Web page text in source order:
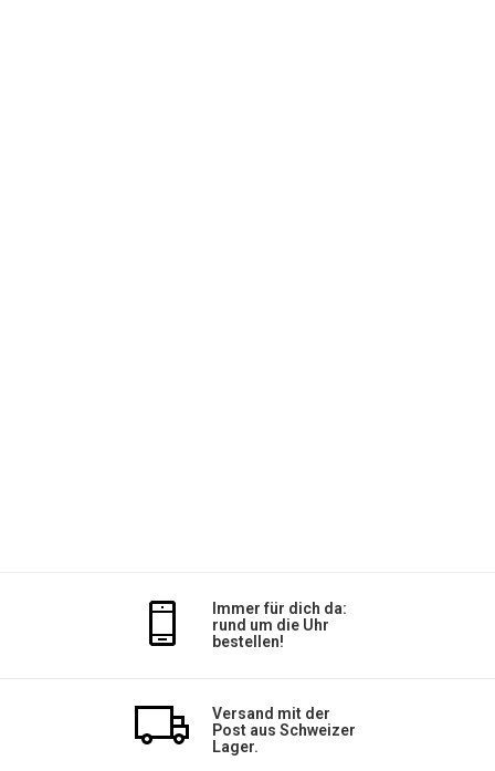
Immer für dich da:
rund um die Uhr
bestellen!
Versand mit der
Post aus Schweizer
Lager.